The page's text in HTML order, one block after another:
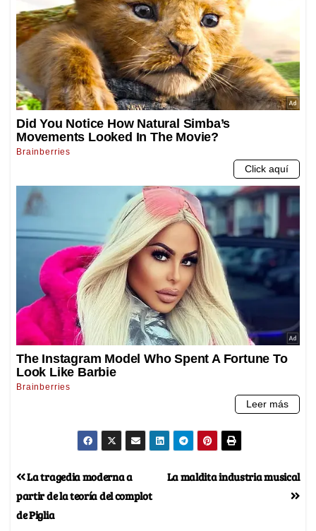
La maldita industria musical
La tragedia moderna a
partir de la teoría del complot
de Piglia